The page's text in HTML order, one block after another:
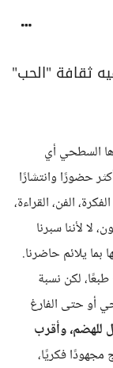
ثقافة "الحب"
السطحي أي
حضورًا وانتشارًا
الفن، القراءة،
لا لأننا سبرنا
بما يلائم حاضرنا.
لكن نسبة
أو حتى الفارغ
للهضم، وأقرب
فكريًا،